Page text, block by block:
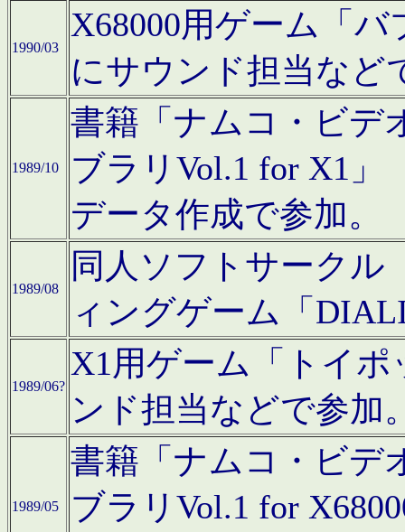
1990/03
X68000用ゲーム「
にサウンド担当など
1989/10
書籍「ナムコ・ビデ
ブラリVol.1 for X1」
データ作成で参加。
1989/08
同人ソフトサークル
ィングゲーム「
1989/06?
X1用ゲーム「トイ
ンド担当などで参加
1989/05
書籍「ナムコ・ビデ
ブラリVol.1 for